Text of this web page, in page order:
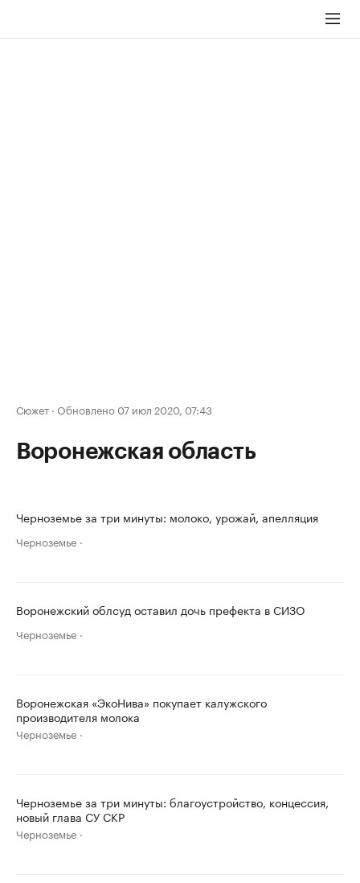
Сюжет · Обновлено 07 июл 2020, 07:43
Воронежская область
Черноземье за три минуты: молоко, урожай, апелляция
Черноземье
Воронежский облсуд оставил дочь префекта в СИЗО
Черноземье
Воронежская «ЭкоНива» покупает калужского
производителя молока
Черноземье
Черноземье за три минуты: благоустройство, концессия,
новый глава СУ СКР
Черноземье